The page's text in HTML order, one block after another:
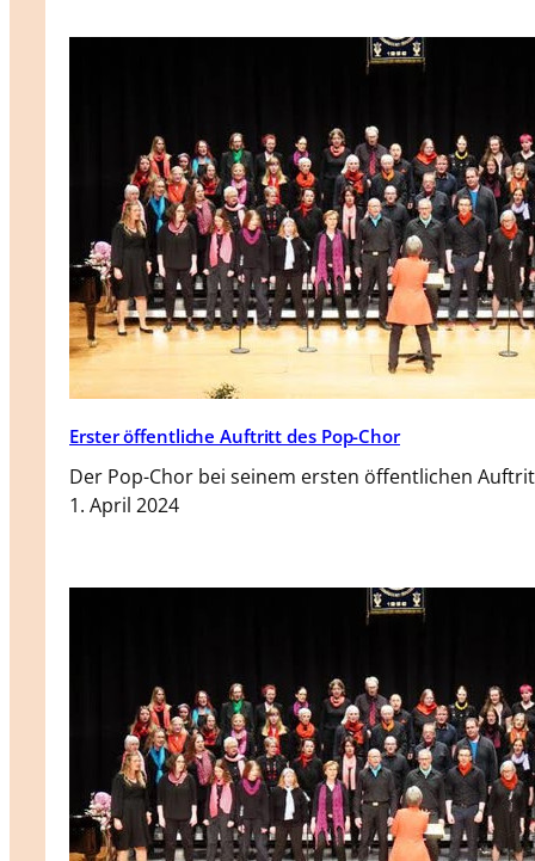
Erster öffentliche Auftritt des Pop-Chor
Der Pop-Chor bei seinem ersten öffentlichen
1. April 2024